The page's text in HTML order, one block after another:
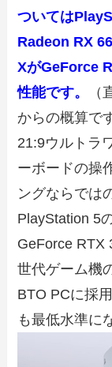
ついては
Radeon RX
XがGeForce
性能です。
からの概算で
21:9ウルトラ
ーボードの操
ングならでは
PlayStation 5
GeForce RTX
世代ゲーム機
BTO PCに採
も最低水準に